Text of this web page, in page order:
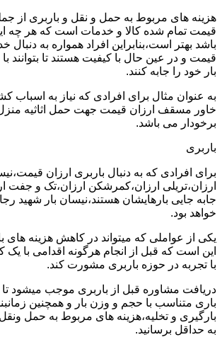
هزینه های مربوط به حمل و نقل و باربری از
قیمت تمام شده کالا و خدمات است که هر چه
باشد بهتر است،بنابراین افراد همواره به دنبال
قیمت و در عین حال با کیفیت هستند تا بتوانند
بار خود را جابه کنند.
به عنوان مثال برای افرادی که نیاز به اسباب
خاور مسقف ارزان قیمت جهت حمل اثاثیه منزل
برخودار می باشد.
باربری
برای افرادی که به دنبال باربری ارزان
ارزان،تریلی ارزان،کمرشکن ارزان،تک و جفت
جابه جایی بارهایشان هستند،نیسان بار شهید
خواهد بود.
یکی از عواملی که میتواند در کاهش هزینه های
این است که قبل از انجام هرگونه اقدامی با
با تجربه در حوزه باربری مشورت کند.
دریافت مشاوره قبل از باربری موجب میشود تا
باری متناسب با حجم و وزن بار و همچنین
بارگیری و تخلیه،هزینه های مربوط به حمل ونقل
به حداقل برسانید.